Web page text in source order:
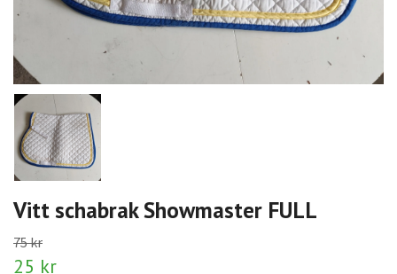
Vitt schabrak Showmaster FULL
75 kr
25 kr